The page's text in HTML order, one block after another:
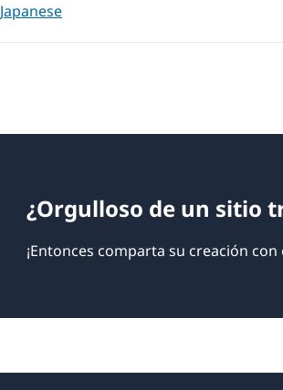
Japanese
¿Orgulloso de un sitio
¡Entonces comparta su creación